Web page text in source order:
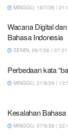
MINGGU, 19/7/26 |
Wacana Digital
Bahasa Indonesia
SENIN, 06/7/26 | 07:21
Perbedaan kata
MINGGU, 21/6/26 |
Kesalahan
MINGGU, 07/6/26 |